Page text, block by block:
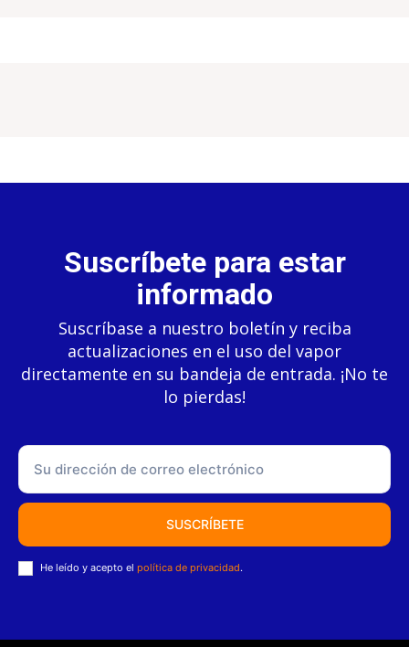
Suscríbete para estar
informado
Suscríbase a nuestro boletín y reciba
actualizaciones en el uso del vapor
directamente en su bandeja de entrada. ¡No te
lo pierdas!
SUSCRÍBETE
He leído y acepto el política de privacidad.